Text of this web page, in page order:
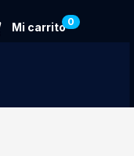
0